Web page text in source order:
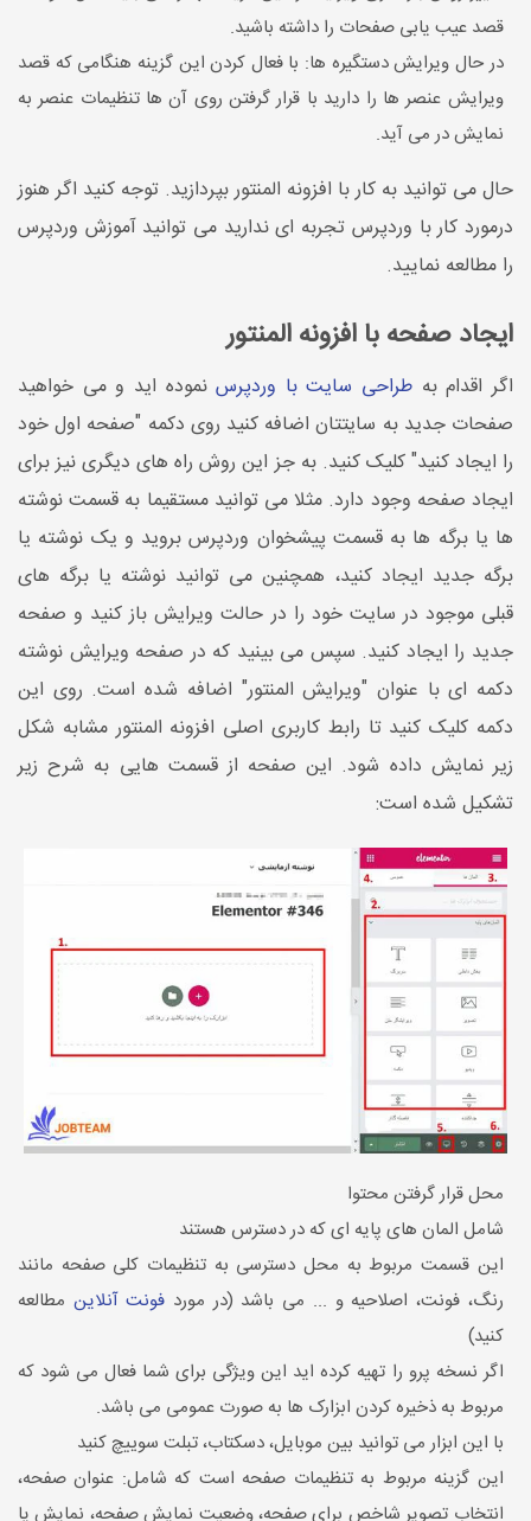
قصد عیب یابی صفحات را داشته باشید.
در حال ویرایش دستگیره ها: با فعال کردن این گزینه هنگامی که قصد
ویرایش عنصر ها را دارید با قرار گرفتن روی آن ها تنظیمات عنصر به
نمایش در می آید.
حال می توانید به کار با افزونه المنتور بپردازید. توجه کنید اگر هنوز
درمورد کار با وردپرس تجربه ای ندارید می توانید آموزش وردپرس
را مطالعه نمایید.
ایجاد صفحه با افزونه المنتور
اگر اقدام به طراحی سایت با وردپرسنموده اید و می خواهید
صفحات جدید به سایتتان اضافه کنید روی دکمه "صفحه اول خود
را ایجاد کنید" کلیک کنید. به جز این روش راه های دیگری نیز برای
ایجاد صفحه وجود دارد. مثلا می توانید مستقیما به قسمت نوشته
ها یا برگه ها به قسمت پیشخوان وردپرس بروید و یک نوشته یا
برگه جدید ایجاد کنید، همچنین می توانید نوشته یا برگه های
قبلی موجود در سایت خود را در حالت ویرایش باز کنید و صفحه
جدید را ایجاد کنید. سپس می بینید که در صفحه ویرایش نوشته
دکمه ای با عنوان "ویرایش المنتور" اضافه شده است. روی این
دکمه کلیک کنید تا رابط کاربری اصلی افزونه المنتور مشابه شکل
زیر نمایش داده شود. این صفحه از قسمت هایی به شرح زیر
تشکیل شده است:
محل قرار گرفتن محتوا
شامل المان های پایه ای که در دسترس هستند
این قسمت مربوط به محل دسترسی به تنظیمات کلی صفحه مانند
رنگ، فونت، اصلاحیه و ... می باشد (در مورد فونت‌ آنلاین مطالعه
کنید)
اگر نسخه پرو را تهیه کرده اید این ویژگی برای شما فعال می شود که
مربوط به ذخیره کردن ابزارک ها به صورت عمومی می باشد.
با این ابزار می توانید بین موبایل، دسکتاب، تبلت سوییچ کنید
این گزینه مربوط به تنظیمات صفحه است که شامل: عنوان صفحه،
انتخاب تصویر شاخص برای صفحه، وضعیت نمایش صفحه، نمایش یا